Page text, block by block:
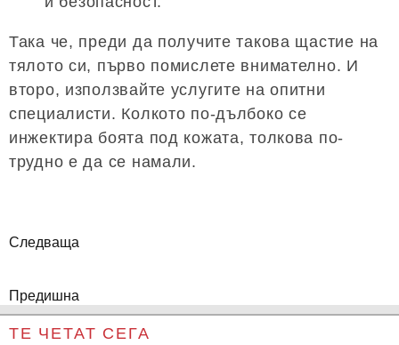
Така че, преди да получите такова щастие на
тялото си, първо помислете внимателно. И
второ, използвайте услугите на опитни
специалисти. Колкото по-дълбоко се
инжектира боята под кожата, толкова по-
трудно е да се намали.
Следваща
Предишна
ТЕ ЧЕТАТ СЕГА